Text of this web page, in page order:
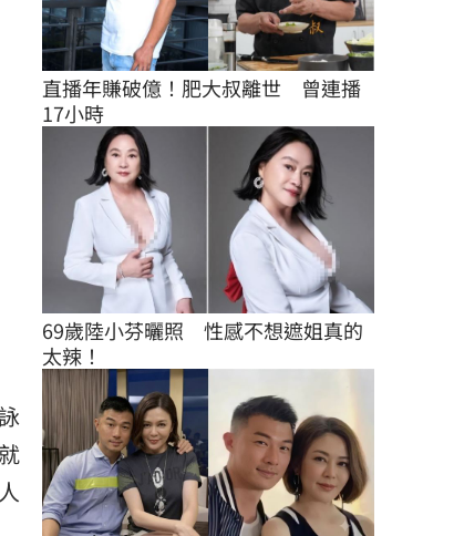
直播年賺破億！肥大叔離世　曾連播
17小時
69歲陸小芬曬照　性感不想遮姐真的
太辣！